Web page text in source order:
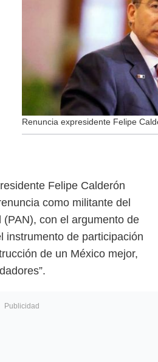
Renuncia expresidente Felipe
Felipe Calderón
como militante del
con el argumento de
instrumento de participación
de un México mejor,